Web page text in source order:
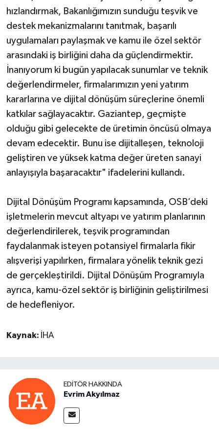
hızlandırmak, Bakanlığımızın sunduğu teşvik ve
destek mekanizmalarını tanıtmak, başarılı
uygulamaları paylaşmak ve kamu ile özel sektör
arasındaki iş birliğini daha da güçlendirmektir.
İnanıyorum ki bugün yapılacak sunumlar ve teknik
değerlendirmeler, firmalarımızın yeni yatırım
kararlarına ve dijital dönüşüm süreçlerine önemli
katkılar sağlayacaktır. Gaziantep, geçmişte
olduğu gibi gelecekte de üretimin öncüsü olmaya
devam edecektir. Bunu ise dijitalleşen, teknoloji
geliştiren ve yüksek katma değer üreten sanayi
anlayışıyla başaracaktır" ifadelerini kullandı.
Dijital Dönüşüm Programı kapsamında, OSB’deki
işletmelerin mevcut altyapı ve yatırım planlarının
değerlendirilerek, teşvik programından
faydalanmak isteyen potansiyel firmalarla fikir
alışverişi yapılırken, firmalara yönelik teknik gezi
de gerçekleştirildi. Dijital Dönüşüm Programıyla
ayrıca, kamu-özel sektör iş birliğinin geliştirilmesi
de hedefleniyor.
Kaynak: İHA
EDITÖR HAKKINDA
Evrim Akyılmaz